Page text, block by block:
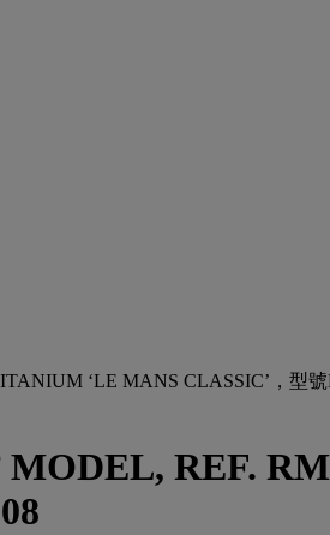
‘LE MANS CLASSIC’，型
REF.